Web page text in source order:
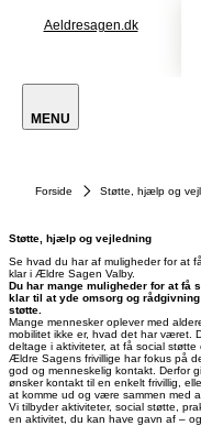
Aeldresagen.dk
MENU
Forside Støtte, hjælp og
Støtte, hjælp og vejledning
Se hvad du har af muligheder for at
klar i Ældre Sagen Valby.
Du har mange muligheder for at
klar til at yde omsorg og
støtte.
Mange mennesker oplever med
mobilitet ikke er, hvad det har været.
deltage i aktiviteter, at få social støtte
Ældre Sagens frivillige har fokus på
god og menneskelig kontakt. Derfor
ønsker kontakt til en enkelt frivillig,
at komme ud og være sammen med
Vi tilbyder aktiviteter, social støtte,
en aktivitet, du kan have gavn af –